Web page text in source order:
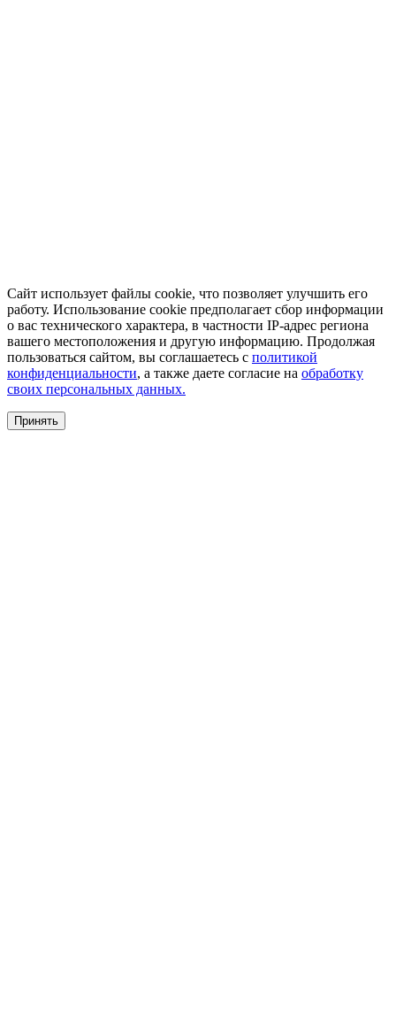
Сайт использует файлы cookie, что позволяет улучшить его
работу. Использование cookie предполагает сбор информации
о вас технического характера, в частности IP-адрес региона
вашего местоположения и другую информацию. Продолжая
пользоваться сайтом, вы соглашаетесь с политикой
конфиденциальности, а также даете согласие на обработку
своих персональных данных.
Принять